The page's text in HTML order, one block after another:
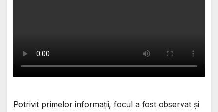
Potrivit primelor informații, focul a fost observat și